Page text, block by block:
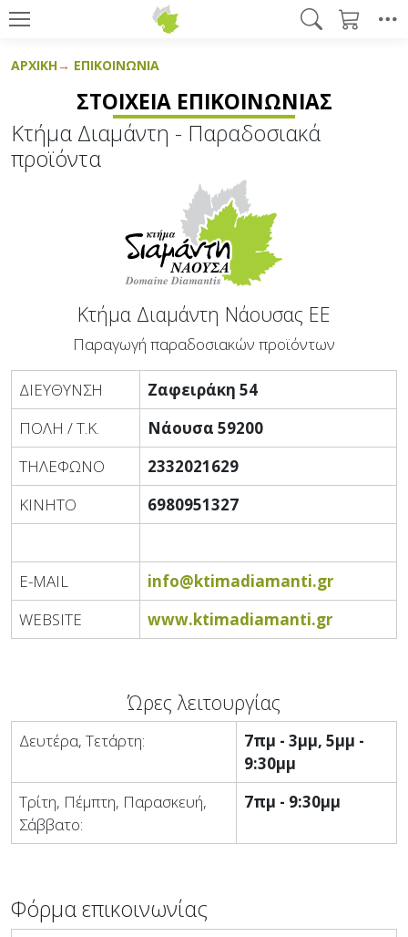
ΑΡΧΙΚΉ ΕΠΙΚΟΙΝΩΝΊΑ
ΣΤΟΙΧΕΊΑ ΕΠΙΚΟΙΝΩΝΊΑΣ
Κτήμα Διαμάντη - Παραδοσιακά
προϊόντα
Κτήμα Διαμάντη Νάουσας ΕΕ
Παραγωγή παραδοσιακών προϊόντων
ΔΙΕΥΘΥΝΣΗ
Ζαφειράκη 54
ΠΟΛΗ / Τ.Κ.
Νάουσα 59200
ΤΗΛΕΦΩΝΟ
2332021629
ΚΙΝΗΤΟ
6980951327
E-MAIL
info@ktimadiamanti.gr
WEBSITE
www.ktimadiamanti.gr
Ώρες λειτουργίας
Δευτέρα, Τετάρτη:
7πμ - 3μμ, 5μμ -
9:30μμ
Τρίτη, Πέμπτη, Παρασκευή,
Σάββατο:
7πμ - 9:30μμ
Φόρμα επικοινωνίας